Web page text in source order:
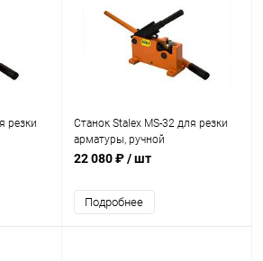
резки
Станок Stalex MS-32 для резки
арматуры, ручной
22 080 ₽/ шт
Подробнее